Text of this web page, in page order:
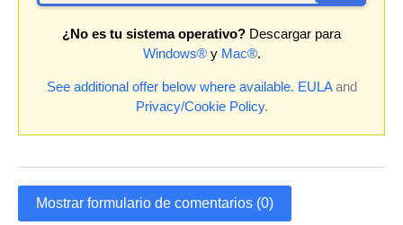
¿No es tu sistema operativo? Descargar para
Windows®y Mac®.
See additional offer below where available. EULAand
Privacy/Cookie Policy.
Mostrar formulario de comentarios (0)